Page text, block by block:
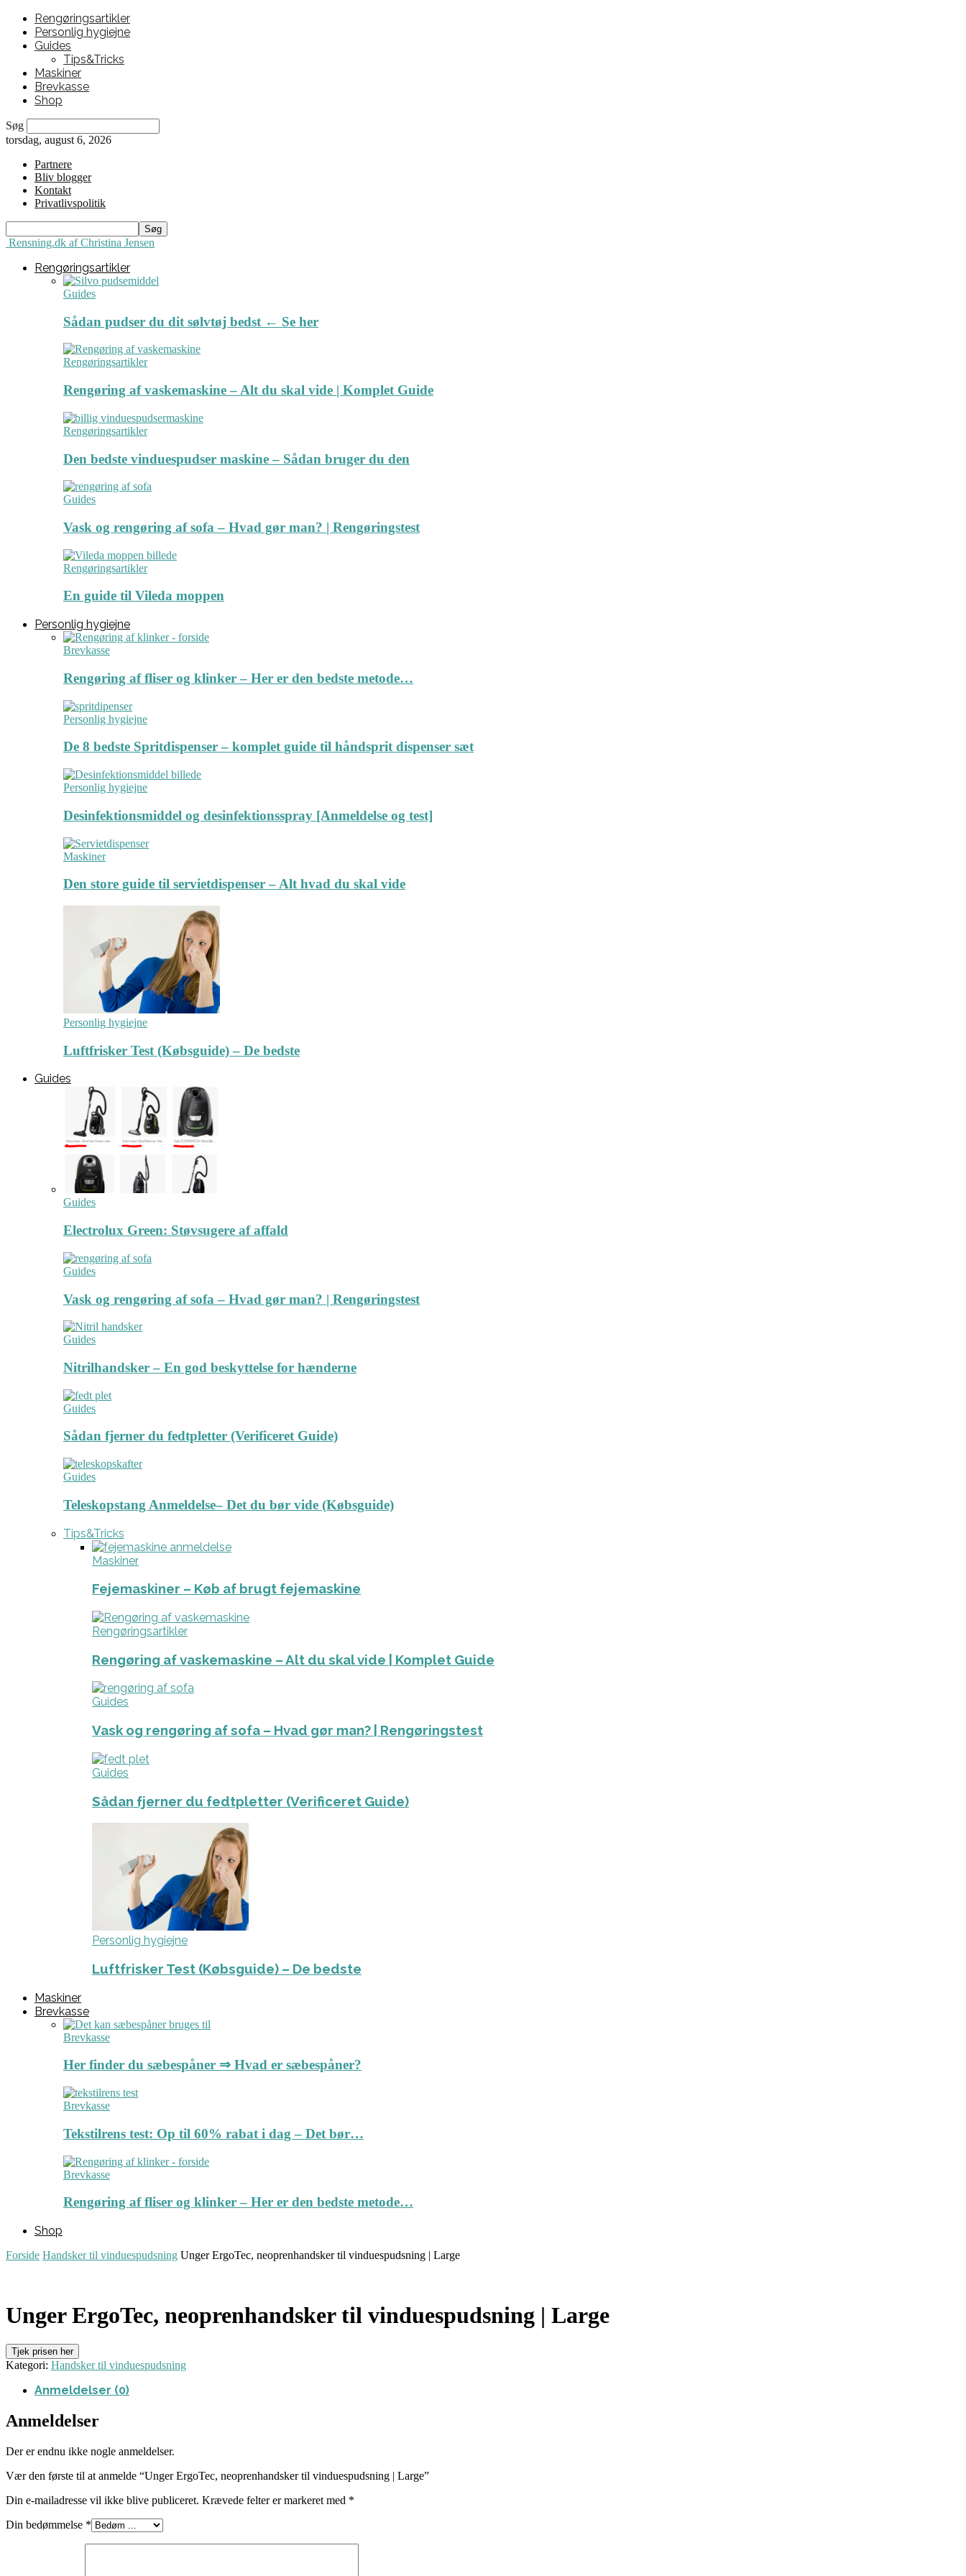
Rengøringsartikler
Personlig hygiejne
Guides
Tips&Tricks
Maskiner
Brevkasse
Shop
Søg
torsdag, august 6, 2026
Partnere
Bliv blogger
Kontakt
Privatlivspolitik
Rensning.dk af Christina Jensen
Rengøringsartikler
Guides
Sådan pudser du dit sølvtøj bedst ← Se her
Rengøringsartikler
Rengøring af vaskemaskine – Alt du skal vide | Komplet Guide
Rengøringsartikler
Den bedste vinduespudser maskine – Sådan bruger du den
Guides
Vask og rengøring af sofa – Hvad gør man? | Rengøringstest
Rengøringsartikler
En guide til Vileda moppen
Personlig hygiejne
Brevkasse
Rengøring af fliser og klinker – Her er den bedste metode…
Personlig hygiejne
De 8 bedste Spritdispenser – komplet guide til håndsprit dispenser sæt
Personlig hygiejne
Desinfektionsmiddel og desinfektionsspray [Anmeldelse og test]
Maskiner
Den store guide til servietdispenser – Alt hvad du skal vide
Personlig hygiejne
Luftfrisker Test (Købsguide) – De bedste
Guides
Guides
Electrolux Green: Støvsugere af affald
Guides
Vask og rengøring af sofa – Hvad gør man? | Rengøringstest
Guides
Nitrilhandsker – En god beskyttelse for hænderne
Guides
Sådan fjerner du fedtpletter (Verificeret Guide)
Guides
Teleskopstang Anmeldelse– Det du bør vide (Købsguide)
Tips&Tricks
Maskiner
Fejemaskiner – Køb af brugt fejemaskine
Rengøringsartikler
Rengøring af vaskemaskine – Alt du skal vide | Komplet Guide
Guides
Vask og rengøring af sofa – Hvad gør man? | Rengøringstest
Guides
Sådan fjerner du fedtpletter (Verificeret Guide)
Personlig hygiejne
Luftfrisker Test (Købsguide) – De bedste
Maskiner
Brevkasse
Brevkasse
Her finder du sæbespåner ⇒ Hvad er sæbespåner?
Brevkasse
Tekstilrens test: Op til 60% rabat i dag – Det bør…
Brevkasse
Rengøring af fliser og klinker – Her er den bedste metode…
Shop
Forside Handsker til vinduespudsning Unger ErgoTec, neoprenhandsker til vinduespudsning | Large
Unger ErgoTec, neoprenhandsker til vinduespudsning | Large
Tjek prisen her
Kategori: Handsker til vinduespudsning
Anmeldelser (0)
Anmeldelser
Der er endnu ikke nogle anmeldelser.
Vær den første til at anmelde “Unger ErgoTec, neoprenhandsker til vinduespudsning | Large”
Din e-mailadresse vil ikke blive publiceret. Krævede felter er markeret med *
Din bedømmelse *